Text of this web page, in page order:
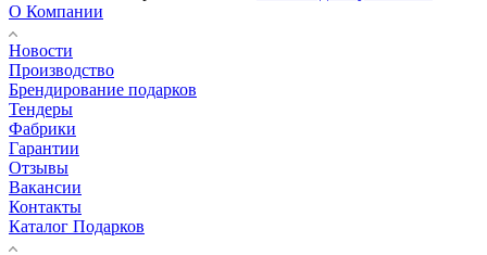
О Компании
Новости
Производство
Брендирование подарков
Тендеры
Фабрики
Гарантии
Отзывы
Вакансии
Контакты
Каталог Подарков